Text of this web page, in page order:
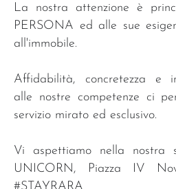
La nostra attenzione è
PERSONA ed alle sue
all'immobile.
Affidabilità, concretezza e
alle nostre competenze ci
servizio mirato ed esclusivo.
Vi aspettiamo nella nostra
UNICORN, Piazza IV